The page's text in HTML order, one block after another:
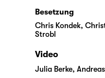
Besetzung
Chris Kondek,
Strobl
Video
Julia Berke,